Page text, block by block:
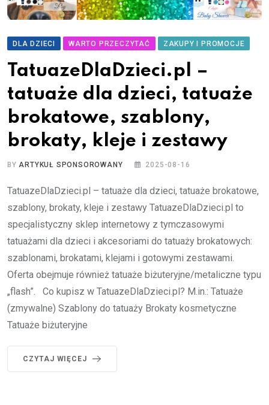
DLA DZIECI WARTO PRZECZYTAĆ ZAKUPY I PROMOCJE
TatuazeDlaDzieci.pl –
tatuaże dla dzieci, tatuaże
brokatowe, szablony,
brokaty, kleje i zestawy
BY ARTYKUŁ SPONSOROWANY 2025-08-16
TatuazeDlaDzieci.pl – tatuaże dla dzieci, tatuaże brokatowe,
szablony, brokaty, kleje i zestawy TatuazeDlaDzieci.pl to
specjalistyczny sklep internetowy z tymczasowymi
tatuażami dla dzieci i akcesoriami do tatuaży brokatowych:
szablonami, brokatami, klejami i gotowymi zestawami.
Oferta obejmuje również tatuaże biżuteryjne/metaliczne typu
„flash”. Co kupisz w TatuazeDlaDzieci.pl? M.in.: Tatuaże
(zmywalne) Szablony do tatuaży Brokaty kosmetyczne
Tatuaże biżuteryjne
CZYTAJ WIĘCEJ